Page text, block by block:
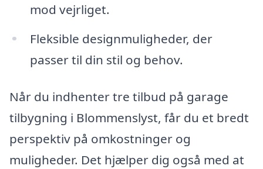
mod vejrliget.
Fleksible designmuligheder, der
passer til din stil og behov.
Når du indhenter tre tilbud på garage
tilbygning i Blommenslyst, får du et bredt
perspektiv på omkostninger og
muligheder. Det hjælper dig også med at